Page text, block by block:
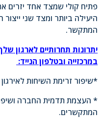
פתיח קולי שמצד אחד יזרים
היעילה ביותר ומצד שני ייצור
המתקשר.
יתרונות תחרותיים לארגון
במרכזייה ובטלפון הנייד:
*שיפור זרימת השיחות
* העצמת תדמית החברה
המתקשרים.